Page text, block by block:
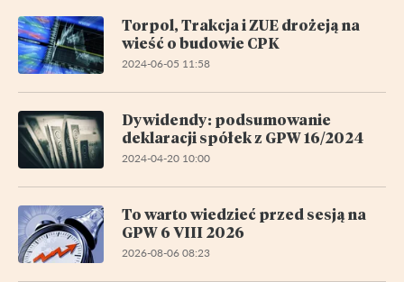
Torpol, Trakcja i ZUE drożeją na
wieść o budowie CPK
2024-06-05 11:58
Dywidendy: podsumowanie
deklaracji spółek z GPW 16/2024
2024-04-20 10:00
To warto wiedzieć przed sesją na
GPW 6 VIII 2026
2026-08-06 08:23